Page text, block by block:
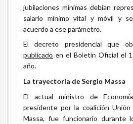
jubilaciones mínimas debían
salario mínimo vital y móvil y
acuerdo a ese parámetro.
El decreto presidencial que
publicado en el Boletín Oficial el
año.
La trayectoria de Sergio Massa
El actual ministro de
presidente por la coalición
Massa, fue funcionario durante